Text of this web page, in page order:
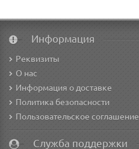
Информация
Реквизиты
О нас
Информация о доставке
Политика безопасности
Пользовательское соглашение
Служба поддержки